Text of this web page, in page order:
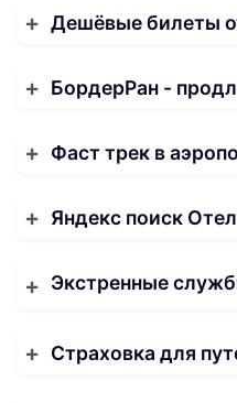
Дешёвые билеты
БордерРан -
Фаст трек в
Яндекс поиск
Экстренные
Страховка для